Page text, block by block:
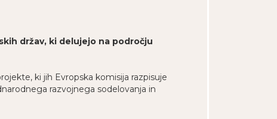
držav, ki delujejo na področju
ki jih Evropska komisija razpisuje
razvojnega sodelovanja in